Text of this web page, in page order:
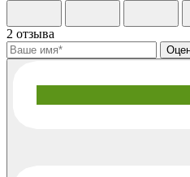
2 отзыва